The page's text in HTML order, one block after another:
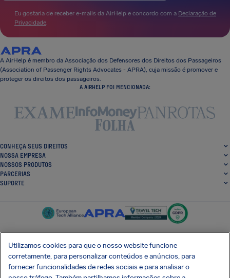
Eu gostaria de receber e-mails da AirHelp e concordo com a Declaração de
Privacidade.
A AirHelp é membro da Associação dos Defensores dos Direitos dos Passageiros
(Association of Passenger Rights Advocates - APRA), cuja missão é promover e
proteger os direitos dos passageiros.
A AIRHELP FOI MENCIONADA:
CONHEÇA SEUS DIREITOS
NOSSA EMPRESA
NOSSOS PRODUTOS
PARCERIAS
SUPORTE
SocialFacebook
SocialTwitter
SocialInstagram
SocialLinkedin
Utilizamos cookies para que o nosso website funcione
corretamente, para personalizar conteúdos e anúncios, para
fornecer funcionalidades de redes sociais e para analisar o